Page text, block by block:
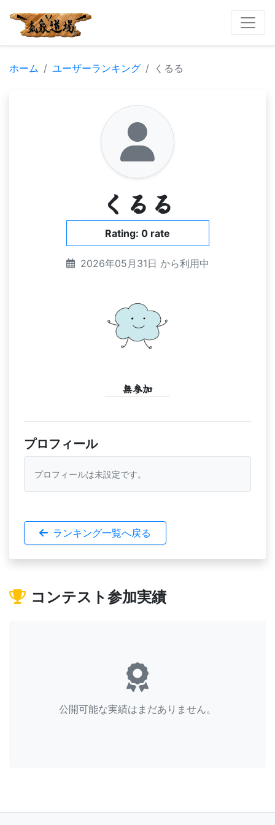
ホーム ユーザーランキング くるる
くるる
Rating: 0 rate
2026年05月31日 から利用中
無参加
プロフィール
プロフィールは未設定です。
ランキング一覧へ戻る
コンテスト参加実績
公開可能な実績はまだありません。